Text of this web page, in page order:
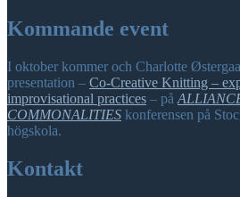
Kommande event
I oktober kommer och Charlotte
presentation – Co-Creative Knitting –
improvisational practices – på
COMMONALITIES konferensen på
högskola.
Kontakt